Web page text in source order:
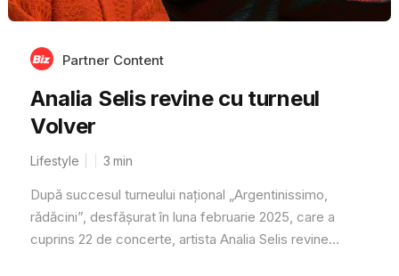
Partner Content
Analia Selis revine cu turneul
Volver
Lifestyle 3 min
După succesul turneului național „Argentinissimo,
rădăcini”, desfășurat în luna februarie 2025, care a
cuprins 22 de concerte, artista Analia Selis revine...